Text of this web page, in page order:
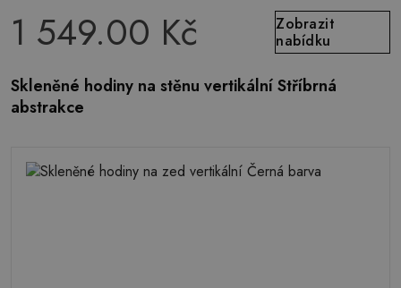
1 549.00 Kč
Zobrazit
nabídku
Skleněné hodiny na stěnu vertikální Stříbrná
abstrakce